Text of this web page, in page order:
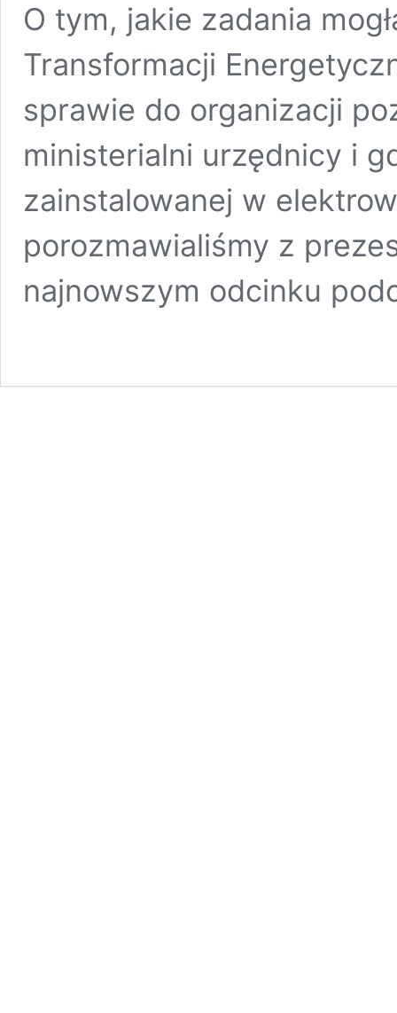
O tym, jakie zadania
Transformacji
sprawie do organizacji
ministerialni urzędnicy i
zainstalowanej w
porozmawialiśmy z
najnowszym odcinku